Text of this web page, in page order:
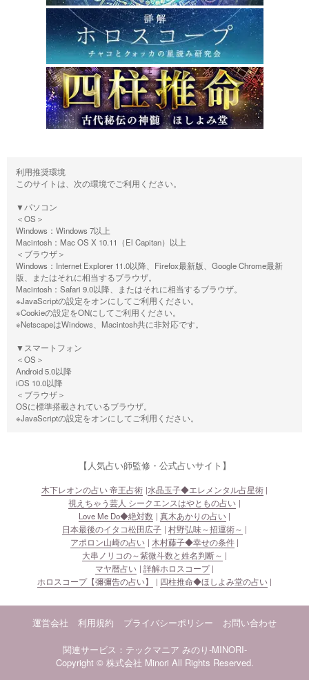
利用推奨環境
このサイトは、次の環境でご利用ください。
▼パソコン
＜OS＞
Windows：Windows 7以上
Macintosh：Mac OS X 10.11（El Capitan）以上
＜ブラウザ＞
Windows：Internet Explorer 11.0以降、Firefox最新版、Google Chrome最新
版、またはそれに相当するブラウザ。
Macintosh：Safari 9.0以降、またはそれに相当するブラウザ。
※JavaScriptの設定をオンにしてご利用ください。
※Cookieの設定をONにしてご利用ください。
※NetscapeはWindows、Macintosh共に非対応です。
▼スマートフォン
＜OS＞
Android 5.0以降
iOS 10.0以降
＜ブラウザ＞
OSに標準搭載されているブラウザ。
※JavaScriptの設定をオンにしてご利用ください。
【人気占い師監修・公式占いサイト】
木下レオンの占い 帝王占術 水晶玉子◆エレメンタル占星術
視えちゃう芸人 シークエンスはやともの占い
Love Me Do◆絶対数
真木あかりの占い
日本最後のイタコ松田広子
村野弘味～招運術～
アポロン山崎の占い
木村藤子◆幸せの条件
大串ノリコの～紫微斗数と姓名判断～
マヤ暦占い
詳解ホロスコープ
ホロスコープ【彌彌告の占い】
四柱推命◆ほしよみ堂の占い
運営会社 利用規約 プライバシーポリシー お問い合わせ
関連サービス：テックマニア みのり-MINORI-
Copyright © 株式会社 Minori All Rights Reserved.